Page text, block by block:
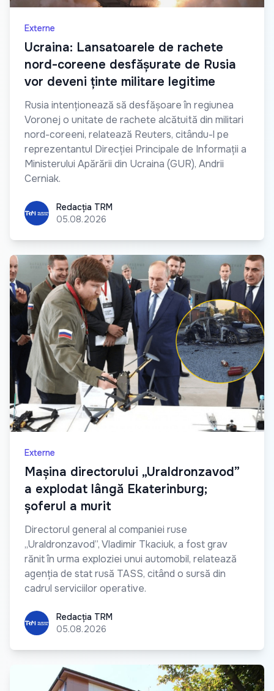
Externe
Ucraina: Lansatoarele de rachete
nord-coreene desfășurate de Rusia
vor deveni ținte militare legitime
Rusia intenționează să desfășoare în regiunea
Voronej o unitate de rachete alcătuită din militari
nord-coreeni, relatează Reuters, citându-l pe
reprezentantul Direcției Principale de Informații a
Ministerului Apărării din Ucraina (GUR), Andrii
Cerniak.
Redacția TRM
Redacția TRM
05.08.2026
Externe
Mașina directorului „Uraldronzavod”
a explodat lângă Ekaterinburg;
șoferul a murit
Directorul general al companiei ruse
„Uraldronzavod”, Vladimir Tkaciuk, a fost grav
rănit în urma exploziei unui automobil, relatează
agenția de stat rusă TASS, citând o sursă din
cadrul serviciilor operative.
Redacția TRM
Redacția TRM
05.08.2026